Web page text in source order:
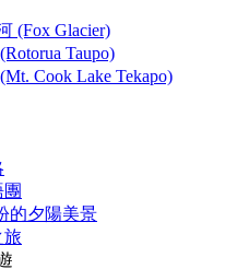
(Fox Glacier)
Taupo)
Cook Lake Tekapo)
的夕陽美景
旅